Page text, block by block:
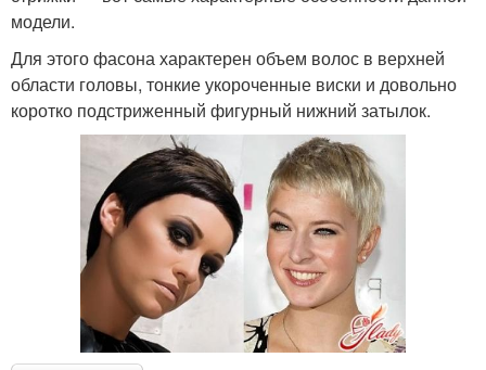
модели.
Для этого фасона характерен объем волос в верхней
области головы, тонкие укороченные виски и довольно
коротко подстриженный фигурный нижний затылок.